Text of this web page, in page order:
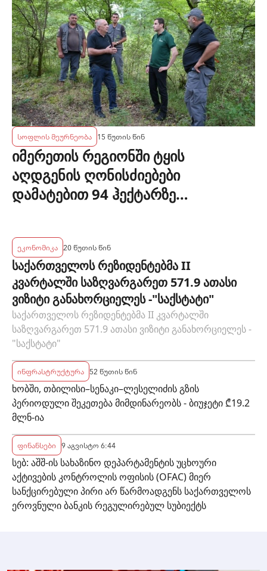
სოფლის მეურნეობა 15 წუთის წინ
იმერეთის რეგიონში ტყის
აღდგენის ღონისძიებები
დამატებით 94 ჰექტარზე
ეკონომიკა 20 წუთის წინ
საქართველოს რეზიდენტებმა II
კვარტალში საზღვარგარეთ 571.9 ათასი
ვიზიტი განახორციელეს -"საქსტატი"
საქართველოს რეზიდენტებმა II კვარტალში
საზღვარგარეთ 571.9 ათასი ვიზიტი განახორციელეს -
"საქსტატი"
ინფრასტრუქტურა 52 წუთის წინ
ხობში, თბილისი–სენაკი–ლესელიძის გზის
პერიოდული შეკეთება მიმდინარეობს - ბიუჯეტი ₾19.2
მლნ-ია
ფინანსები 9 აგვისტო 6:44
სებ: აშშ-ის სახაზინო დეპარტამენტის უცხოური
აქტივების კონტროლის ოფისის (OFAC) მიერ
სანქცირებული პირი არ წარმოადგენს საქართველოს
ეროვნული ბანკის რეგულირებულ სუბიექტს